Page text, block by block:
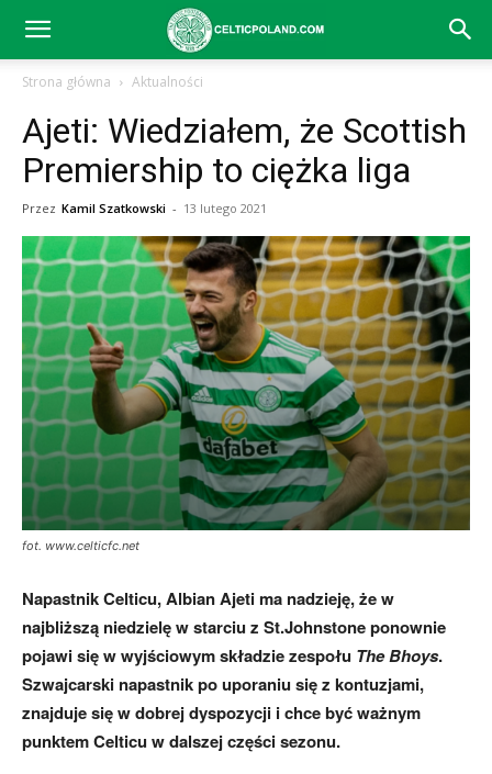
Celtic
Glasgow
aktualności
(transfery,
mecze,
Strona główna Aktualności
Ajeti: Wiedziałem, że Scottish
Premiership to ciężka liga
Przez Kamil Szatkowski - 13 lutego 2021
fot. www.celticfc.net
Napastnik Celticu, Albian Ajeti ma nadzieję, że w
najbliższą niedzielę w starciu z St.Johnstone ponownie
pojawi się w wyjściowym składzie zespołu The Bhoys.
Szwajcarski napastnik po uporaniu się z kontuzjami,
znajduje się w dobrej dyspozycji i chce być ważnym
punktem Celticu w dalszej części sezonu.